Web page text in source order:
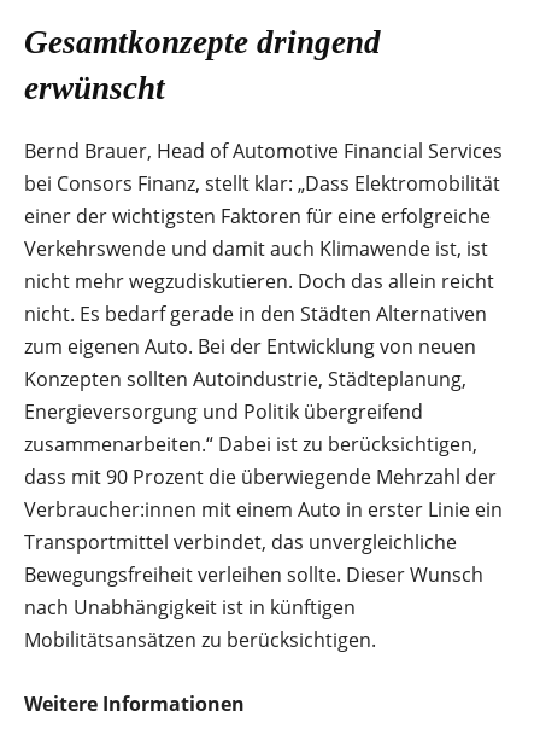
Gesamtkonzepte dringend
erwünscht
Bernd Brauer, Head of Automotive Financial Services
bei Consors Finanz, stellt klar: „Dass Elektromobilität
einer der wichtigsten Faktoren für eine erfolgreiche
Verkehrswende und damit auch Klimawende ist, ist
nicht mehr wegzudiskutieren. Doch das allein reicht
nicht. Es bedarf gerade in den Städten Alternativen
zum eigenen Auto. Bei der Entwicklung von neuen
Konzepten sollten Autoindustrie, Städteplanung,
Energieversorgung und Politik übergreifend
zusammenarbeiten.“ Dabei ist zu berücksichtigen,
dass mit 90 Prozent die überwiegende Mehrzahl der
Verbraucher:innen mit einem Auto in erster Linie ein
Transportmittel verbindet, das unvergleichliche
Bewegungsfreiheit verleihen sollte. Dieser Wunsch
nach Unabhängigkeit ist in künftigen
Mobilitätsansätzen zu berücksichtigen.
Weitere Informationen